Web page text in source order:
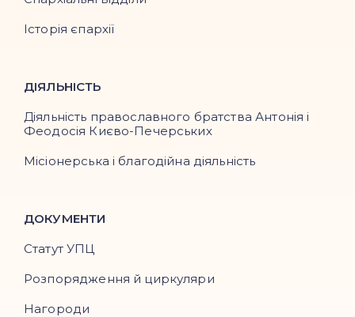
Історія єпархії
ДІЯЛЬНІСТЬ
Діяльність православного братства Антонія і
Феодосія Києво-Печерських
Місіонерська і благодійна діяльність
ДОКУМЕНТИ
Статут УПЦ
Розпорядження й циркуляри
Нагороди